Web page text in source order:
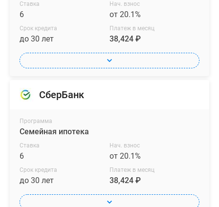
Ставка
6
Нач. взнос
от 20.1%
Срок кредита
до 30 лет
Платеж в месяц
38,424 ₽
СберБанк
Программа
Семейная ипотека
Ставка
6
Нач. взнос
от 20.1%
Срок кредита
до 30 лет
Платеж в месяц
38,424 ₽